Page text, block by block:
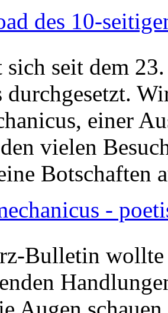
des 10-
sich seit dem
durchgesetzt.
einer
vielen
Botschaften
-
Bulletin